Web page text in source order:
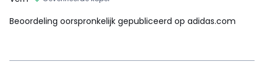
Beoordeling oorspronkelijk gepubliceerd op adidas.com